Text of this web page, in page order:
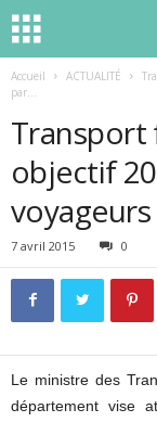
Accueil ACTUALITÉ
par...
Transport
objectif
7 avril 2015 0
Le ministre des
département vise